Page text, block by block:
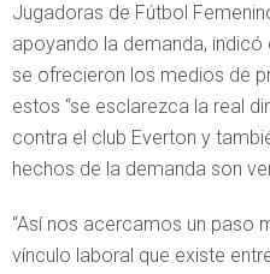
Jugadoras de Fútbol
apoyando la demanda,
se ofrecieron los medios de
estos “se esclarezca la real
contra el club Everton y
hechos de la demanda son
“Así nos acercamos un paso
vínculo laboral que existe